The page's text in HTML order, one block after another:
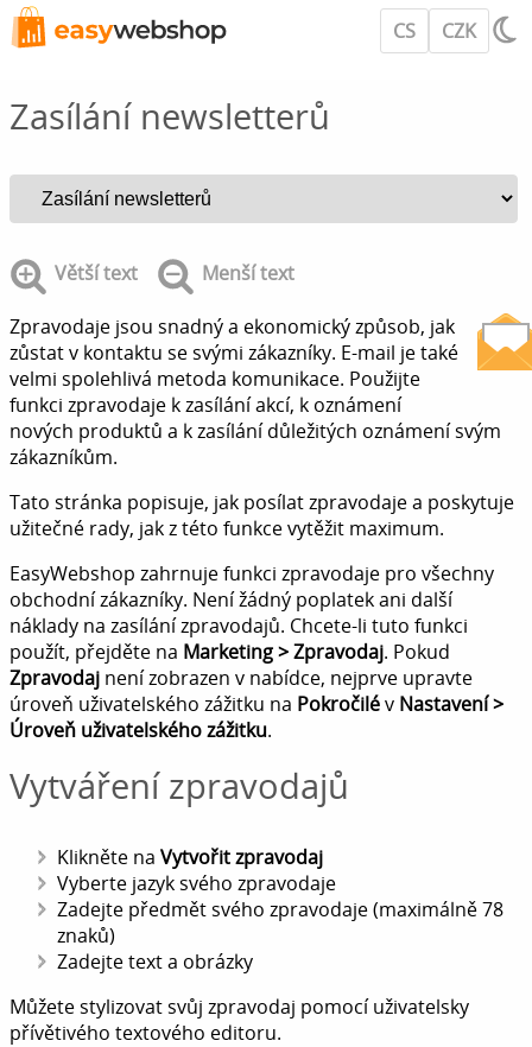
CS CZK
Zasílání newsletterů
Větší text Menší text
Zpravodaje jsou snadný a ekonomický způsob, jak
zůstat v kontaktu se svými zákazníky. E-mail je také
velmi spolehlivá metoda komunikace. Použijte
funkci zpravodaje k zasílání akcí, k oznámení
nových produktů a k zasílání důležitých oznámení svým
zákazníkům.
Tato stránka popisuje, jak posílat zpravodaje a poskytuje
užitečné rady, jak z této funkce vytěžit maximum.
EasyWebshop zahrnuje funkci zpravodaje pro všechny
obchodní zákazníky. Není žádný poplatek ani další
náklady na zasílání zpravodajů. Chcete-li tuto funkci
použít, přejděte na Marketing > Zpravodaj. Pokud
Zpravodaj není zobrazen v nabídce, nejprve upravte
úroveň uživatelského zážitku na Pokročilév Nastavení >
Úroveň uživatelského zážitku.
Vytváření zpravodajů
Klikněte na Vytvořit zpravodaj
Vyberte jazyk svého zpravodaje
Zadejte předmět svého zpravodaje (maximálně 78
znaků)
Zadejte text a obrázky
Můžete stylizovat svůj zpravodaj pomocí uživatelsky
přívětivého textového editoru.